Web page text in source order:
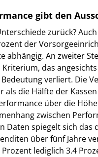
gibt den
zurück?
der
abhängig. An zweiter
Kriterium, das
verliert. Die
als die Hälfte der
über die
zwischen
Daten spiegelt sich das
über fünf Jahre
lediglich 3.4